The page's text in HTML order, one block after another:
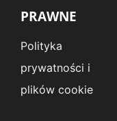
PRAWNE
Polityka
prywatności i
plików cookie